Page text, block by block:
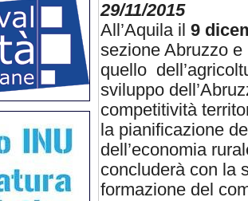
29/11/2015
All’Aquila il 9
sezione Abruzzo
quello
sviluppo
competitività
la pianificazione
dell’economia
concluderà con la
formazione del